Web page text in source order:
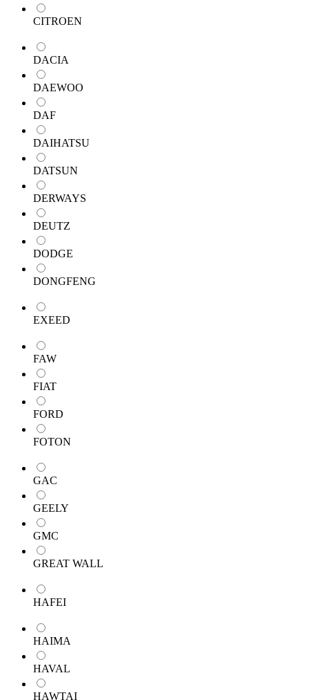
CITROEN
DACIA
DAEWOO
DAF
DAIHATSU
DATSUN
DERWAYS
DEUTZ
DODGE
DONGFENG
EXEED
FAW
FIAT
FORD
FOTON
GAC
GEELY
GMC
GREAT WALL
HAFEI
HAIMA
HAVAL
HAWTAI